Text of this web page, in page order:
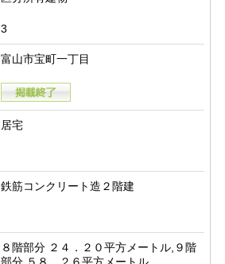
3
富山市宝町一丁目
居宅
鉄筋コンクリート造２階建
８階部分 ２４．２０平方メートル,９階